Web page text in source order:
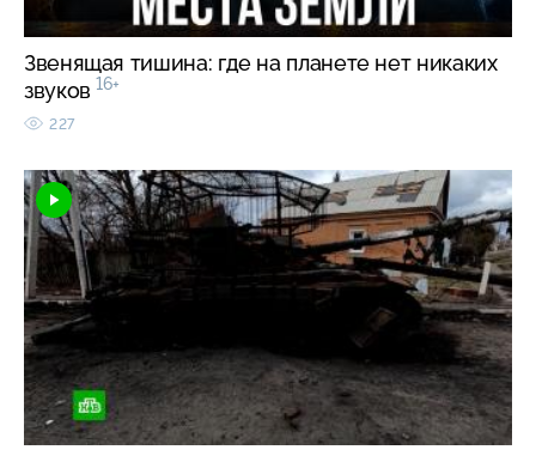
Звенящая тишина: где на планете нет никаких
звуков 16+
227